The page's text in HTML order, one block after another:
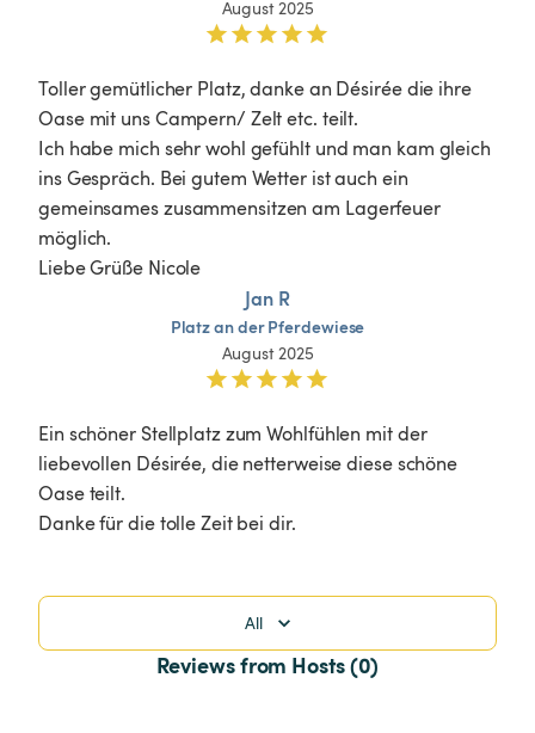
August 2025
Toller gemütlicher Platz, danke an Désirée die ihre
Oase mit uns Campern/ Zelt etc. teilt.
Ich habe mich sehr wohl gefühlt und man kam gleich
ins Gespräch. Bei gutem Wetter ist auch ein
gemeinsames zusammensitzen am Lagerfeuer
möglich.
Liebe Grüße Nicole
Jan R
PlatzanderPferdewiese
August 2025
Ein schöner Stellplatz zum Wohlfühlen mit der
liebevollen Désirée, die netterweise diese schöne
Oase teilt.
Danke für die tolle Zeit bei dir.
All
Reviews from Hosts (0)